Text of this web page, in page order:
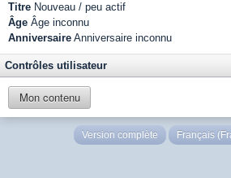
Titre Nouveau / peu actif
Âge Âge inconnu
Anniversaire Anniversaire inconnu
Contrôles utilisateur
Mon contenu
Version complète Français